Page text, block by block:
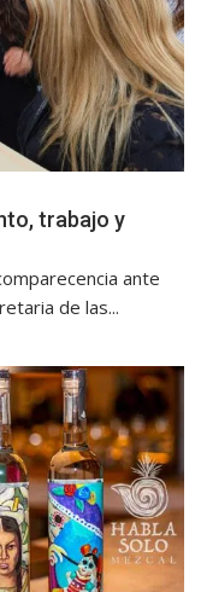
trabajo y
ante
de las...